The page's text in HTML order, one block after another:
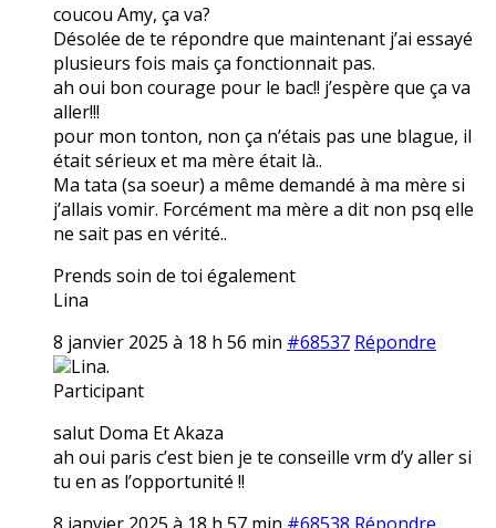
coucou Amy, ça va?
Désolée de te répondre que maintenant j’ai essayé
plusieurs fois mais ça fonctionnait pas.
ah oui bon courage pour le bac!! j’espère que ça va
aller!!!
pour mon tonton, non ça n’étais pas une blague, il
était sérieux et ma mère était là..
Ma tata (sa soeur) a même demandé à ma mère si
j’allais vomir. Forcément ma mère a dit non psq elle
ne sait pas en vérité..
Prends soin de toi également
Lina
8 janvier 2025 à 18 h 56 min #68537 Répondre
Lina.
Participant
salut Doma Et Akaza
ah oui paris c’est bien je te conseille vrm d’y aller si
tu en as l’opportunité !!